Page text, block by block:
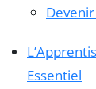
Essentiel